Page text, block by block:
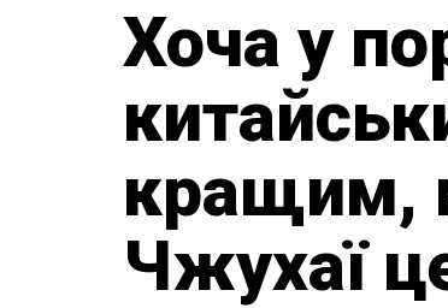
Хоча у
кращим,
Чжухаї